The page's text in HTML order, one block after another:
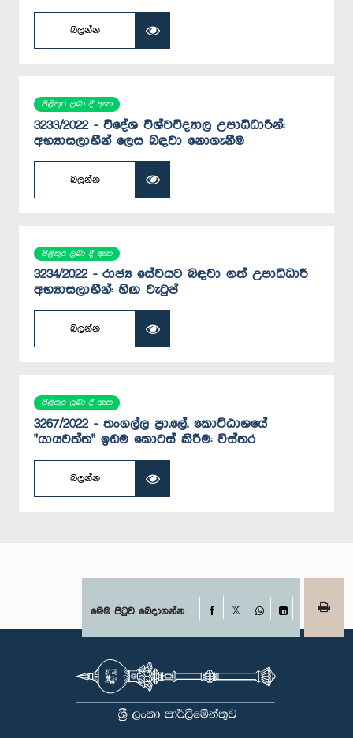
බලන්න
පිළිතුර ලබා දී ඇත
3233/2022 - විදේශ විශ්වවිද්‍යාල උපාධිධාරීන්:
අභ්‍යාසලාභීන් ලෙස බඳවා නොගැනීම
බලන්න
පිළිතුර ලබා දී ඇත
3234/2022 - රාජ්‍ය සේවයට බඳවා ගත් උපාධිධාරී
අභ්‍යාසලාභීන්: හිඟ වැටුප්
බලන්න
පිළිතුර ලබා දී ඇත
3267/2022 - තංගල්ල ප්‍රා.ලේ. කොට්ඨාශයේ
"යායවත්ත" ඉඩම කොටස් කිරීම: විස්තර
බලන්න
මෙම පිටුව බෙදාගන්න Facebook